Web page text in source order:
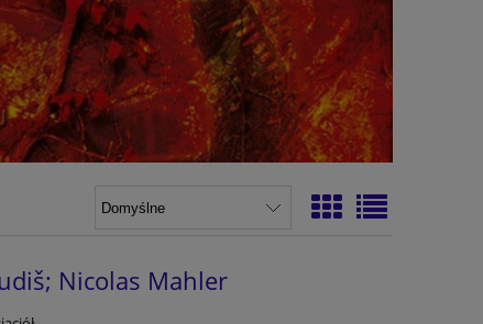
Nicolas Mahler